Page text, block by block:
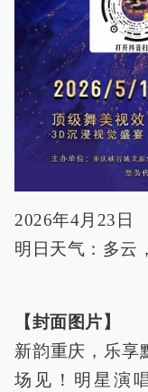
2026年4月23日
明日天气：多云
【封面图片】
新韵重庆，乐享
场见！明星演